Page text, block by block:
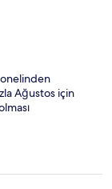
Ağustos için